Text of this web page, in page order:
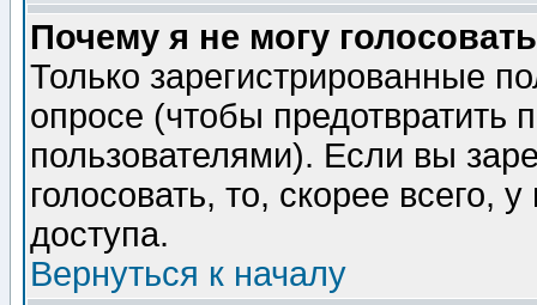
Почему я не могу
Только зарегистрированные
опросе (чтобы предотвратить
пользователями). Если вы
голосовать, то, скорее всего,
доступа.
Вернуться к началу